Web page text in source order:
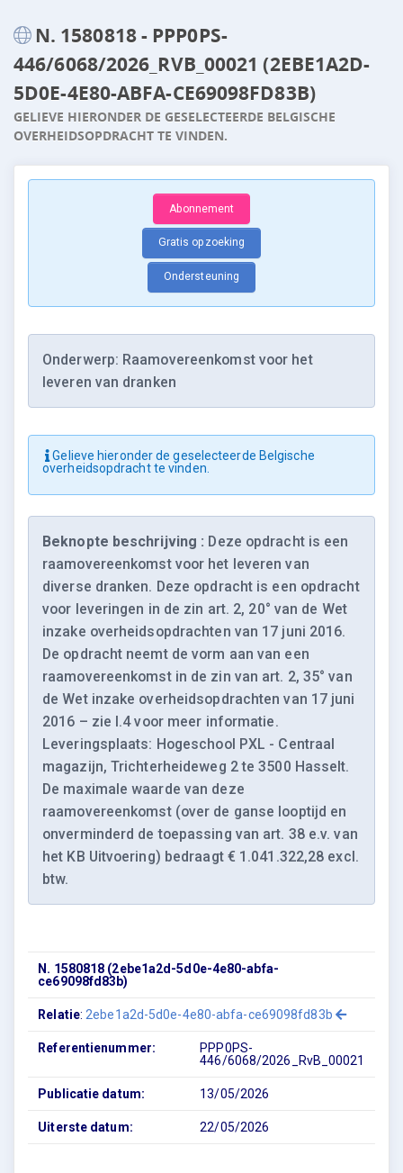
N. 1580818 - PPP0PS-
446/6068/2026_RVB_00021 (2EBE1A2D-
5D0E-4E80-ABFA-CE69098FD83B)
GELIEVE HIERONDER DE GESELECTEERDE BELGISCHE
OVERHEIDSOPDRACHT TE VINDEN.
Abonnement
Gratis opzoeking
Ondersteuning
Onderwerp: Raamovereenkomst voor het
leveren van dranken
Gelieve hieronder de geselecteerde Belgische
overheidsopdracht te vinden.
Beknopte beschrijving : Deze opdracht is een
raamovereenkomst voor het leveren van
diverse dranken. Deze opdracht is een opdracht
voor leveringen in de zin art. 2, 20° van de Wet
inzake overheidsopdrachten van 17 juni 2016.
De opdracht neemt de vorm aan van een
raamovereenkomst in de zin van art. 2, 35° van
de Wet inzake overheidsopdrachten van 17 juni
2016 – zie I.4 voor meer informatie.
Leveringsplaats: Hogeschool PXL - Centraal
magazijn, Trichterheideweg 2 te 3500 Hasselt.
De maximale waarde van deze
raamovereenkomst (over de ganse looptijd en
onverminderd de toepassing van art. 38 e.v. van
het KB Uitvoering) bedraagt € 1.041.322,28 excl.
btw.
N. 1580818 (2ebe1a2d-5d0e-4e80-abfa-
ce69098fd83b)
Relatie: 2ebe1a2d-5d0e-4e80-abfa-ce69098fd83b
Referentienummer:
PPP0PS-
446/6068/2026_RvB_00021
Publicatie datum: 13/05/2026
Uiterste datum: 22/05/2026